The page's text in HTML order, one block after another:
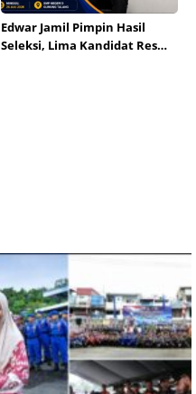
Edwar Jamil Pimpin Hasil
Seleksi, Lima Kandidat Resmi